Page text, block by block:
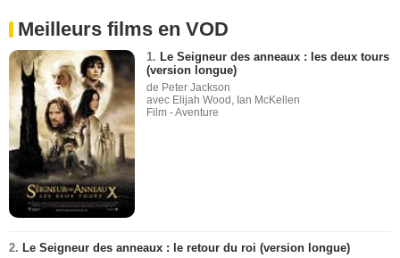
Meilleurs films en VOD
1. Le Seigneur des anneaux : les deux tours
(version longue)
de Peter Jackson
avec Elijah Wood, Ian McKellen
Film - Aventure
2. Le Seigneur des anneaux : le retour du roi (version longue)